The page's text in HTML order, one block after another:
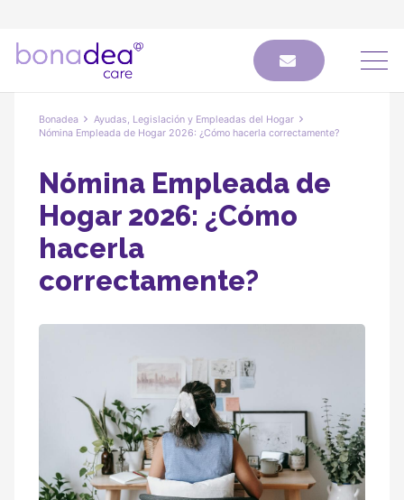
Bonadea
Ayudas, Legislación y Empleadas del Hogar
Nómina Empleada de Hogar 2026: ¿Cómo hacerla correctamente?
Nómina Empleada de
Hogar 2026: ¿Cómo
hacerla
correctamente?